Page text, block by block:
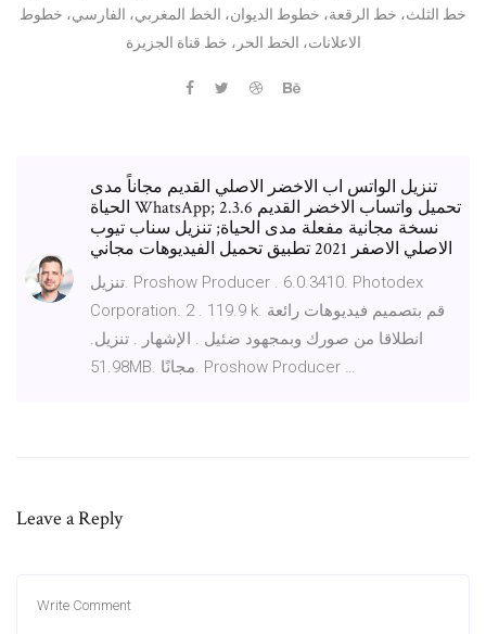
خط الثلث، خط الرقعة، خطوط الديوان، الخط المغربي، الفارسي، خطوط
الاعلانات، الخط الحر، خط قناة الجزيرة
تنزيل الواتس اب الاخضر الاصلي القديم مجاناً مدى
الحياة WhatsApp; تحميل واتساب الاخضر القديم 2.3.6
نسخة مجانية مفعلة مدى الحياة; تنزيل سناب تيوب
الاصلي الاصفر 2021 تطبيق تحميل الفيديوهات مجاني
تنزيل. Proshow Producer . 6.0.3410. Photodex
Corporation. 2 . 119.9 k. قم بتصميم فيديوهات رائعة
انطلاقا من صورك وبمجهود ضئيل . الإشهار . تنزيل.
51.98MB. مجانًا. Proshow Producer …
Leave a Reply